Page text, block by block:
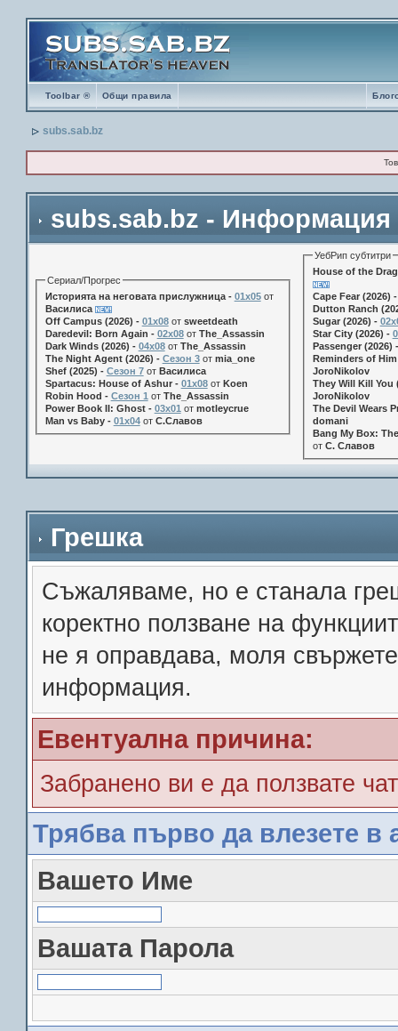
Toolbar ® Общи правила
subs.sab.bz
subs.sab.bz - Информация
Сериал/Прогрес
Историята на неговата прислужница - 01х05от
Василиса
Off Campus (2026) - 01x08от sweetdeath
Daredevil: Born Again - 02x08от The_Assassin
Dark Winds (2026) - 04x08от The_Assassin
The Night Agent (2026) - Сезон 3от mia_one
Shef (2025) - Сезон 7от Василиса
Spartacus: House of Ashur - 01x08от Koen
Robin Hood - Сезон 1 от The_Assassin
Power Book II: Ghost - 03x01 от motleycrue
Man vs Baby - 01x04от С.Славов
УебРип субтитри
House of the
Cape Fear (2026)
Dutton Ranch
Sugar (2026) -
Star City (2026) -
Passenger (2026)
Reminders of
JoroNikolov
They Will Kill You
JoroNikolov
The Devil Wears
domani
Bang My Box:
от С. Славов
Грешка
Съжалявамe, но е станала
коректно ползване на
не я оправдава, моля
информация.
Евентуална причина:
Забранено ви е да ползвате
Трябва първо да влезете в
Вашето Име
Вашата Парола